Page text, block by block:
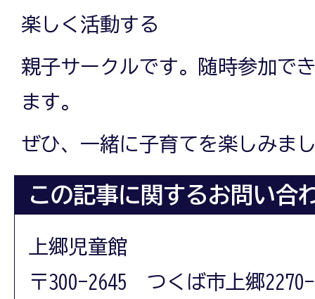
楽しく活動する
親子サークルです。随時参加で
ます。
ぜひ、一緒に子育てを楽しみま
この記事に関するお問い合
上郷児童館
〒300-2645 つくば市上郷